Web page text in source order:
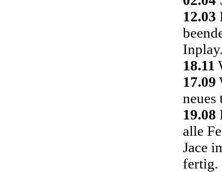
12.03
18.11
17.09
19.08
alle
Jace
fertig.